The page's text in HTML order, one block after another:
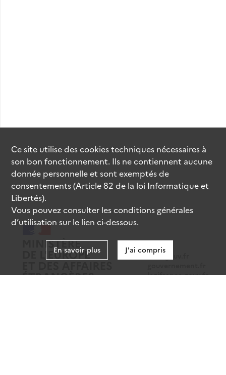
data.gouv.fr
legifrance.gouv.fr
Ce site utilise descookiestechniques nécessaires à
son bon fonctionnement. Ils ne contiennent aucune
donnée personnelle et sont exemptés de
consentements (Article 82 de la loi Informatique et
Libertés).
Vous pouvez consulter les conditions générales
d’utilisation sur le lien ci-dessous.
En savoir plus J'ai compris